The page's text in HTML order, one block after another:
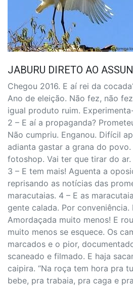
JABURU DIRETO AO
Chegou 2016. E aí rei da
Ano de eleição. Não fez, não
igual produto ruim.
2 – E aí a propaganda?
Não cumpriu. Enganou. Difícil
adianta gastar a grana do
fotoshop. Vai ter que tirar do ar.
3 – E tem mais! Aguenta a
reprisando as notícias das
maracutaias. 4 – E as
gente calada. Por conveniência.
Amordaçada muito menos! E
muito menos se esquece. Os
marcados e o pior,
scaneado e filmado. E haja
caipira. “Na roça tem hora pra
bebe, pra trabaia, pra caga e